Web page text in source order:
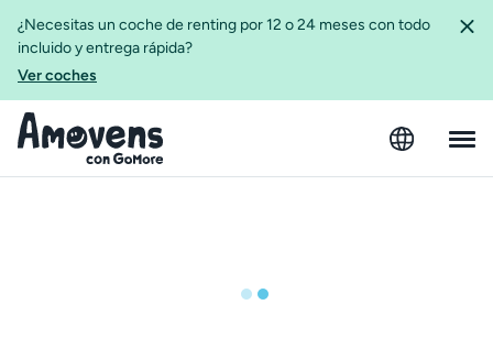
¿Necesitas un coche de renting por 12 o 24 meses con todo
incluido y entrega rápida?
Ver coches